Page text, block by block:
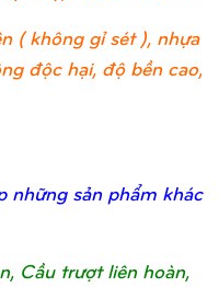
( không gỉ sét ), nhựa
độc hại, độ bền cao,
những sản phẩm khác
Cầu trượt liên hoàn,